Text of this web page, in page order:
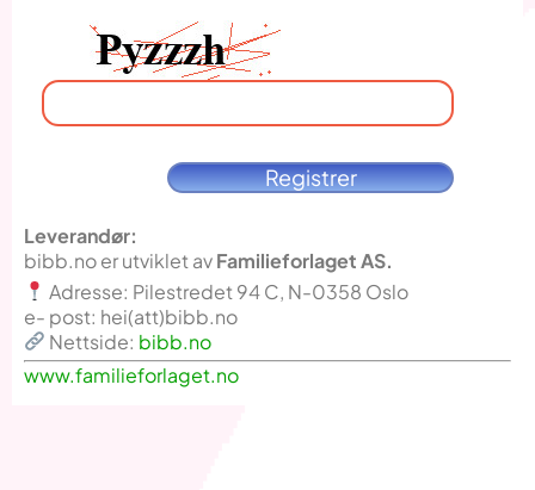
Registrer
Leverandør:
bibb.no er utviklet avFamilieforlaget AS.
Adresse: Pilestredet 94 C, N-0358 Oslo
e- post: hei(att)bibb.no
Nettside: bibb.no
www.familieforlaget.no